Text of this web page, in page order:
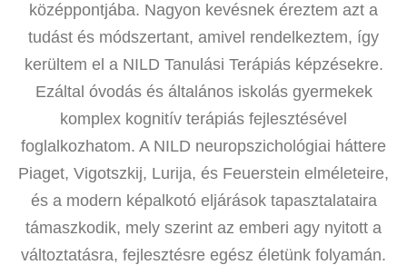
középpontjába. Nagyon kevésnek éreztem azt a
tudást és módszertant, amivel rendelkeztem, így
kerültem el a NILD Tanulási Terápiás képzésekre.
Ezáltal óvodás és általános iskolás gyermekek
komplex kognitív terápiás fejlesztésével
foglalkozhatom. A NILD neuropszichológiai háttere
Piaget, Vigotszkij, Lurija, és Feuerstein elméleteire,
és a modern képalkotó eljárások tapasztalataira
támaszkodik, mely szerint az emberi agy nyitott a
változtatásra, fejlesztésre egész életünk folyamán.